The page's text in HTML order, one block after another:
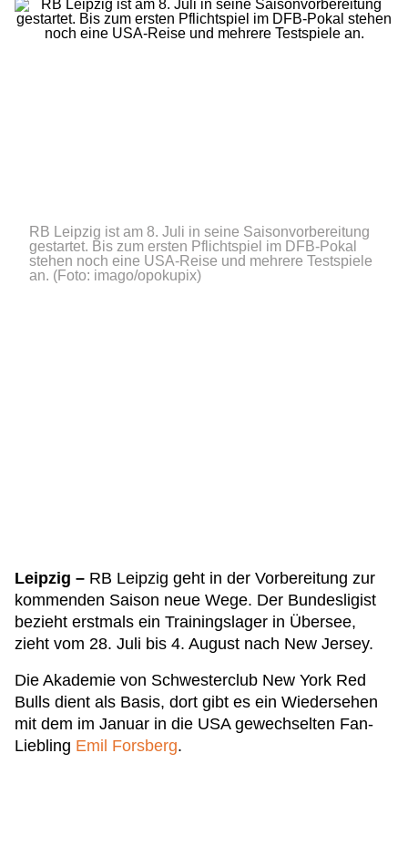
RB Leipzig ist am 8. Juli in seine Saisonvorbereitung
gestartet. Bis zum ersten Pflichtspiel im DFB-Pokal
stehen noch eine USA-Reise und mehrere Testspiele
an. (Foto: imago/opokupix)
Leipzig – RB Leipzig geht in der Vorbereitung zur
kommenden Saison neue Wege. Der Bundesligist
bezieht erstmals ein Trainingslager in Übersee,
zieht vom 28. Juli bis 4. August nach New Jersey.
Die Akademie von Schwesterclub New York Red
Bulls dient als Basis, dort gibt es ein Wiedersehen
mit dem im Januar in die USA gewechselten Fan-
Liebling Emil Forsberg.